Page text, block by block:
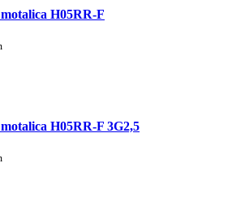
H05RR-F
H05RR-F 3G2,5